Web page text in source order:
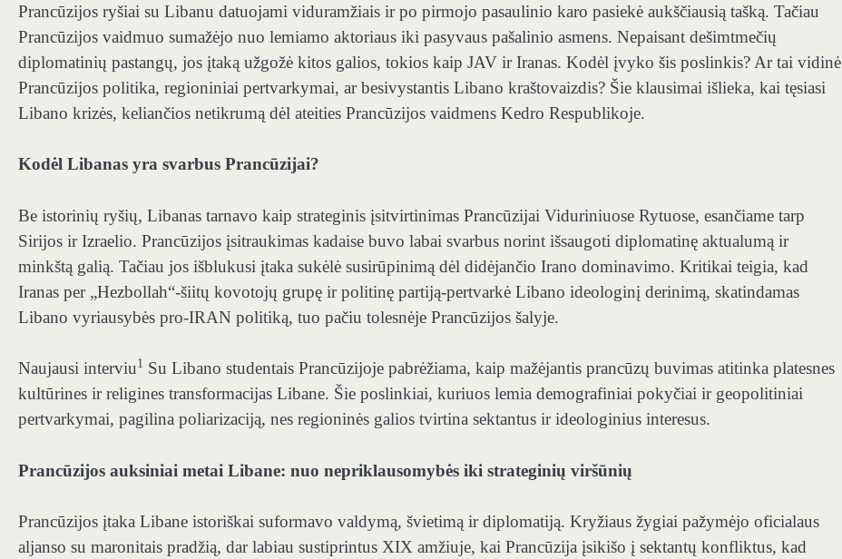
Prancūzijos ryšiai su Libanu datuojami viduramžiais ir po pirmojo pasaulinio karo pasiekė aukščiausią tašką. Tačiau
Prancūzijos vaidmuo sumažėjo nuo lemiamo aktoriaus iki pasyvaus pašalinio asmens. Nepaisant dešimtmečių
diplomatinių pastangų, jos įtaką užgožė kitos galios, tokios kaip JAV ir Iranas. Kodėl įvyko šis poslinkis? Ar tai vidinė
Prancūzijos politika, regioniniai pertvarkymai, ar besivystantis Libano kraštovaizdis? Šie klausimai išlieka, kai tęsiasi
Libano krizės, keliančios netikrumą dėl ateities Prancūzijos vaidmens Kedro Respublikoje.
Kodėl Libanas yra svarbus Prancūzijai?
Be istorinių ryšių, Libanas tarnavo kaip strateginis įsitvirtinimas Prancūzijai Viduriniuose Rytuose, esančiame tarp
Sirijos ir Izraelio. Prancūzijos įsitraukimas kadaise buvo labai svarbus norint išsaugoti diplomatinę aktualumą ir
minkštą galią. Tačiau jos išblukusi įtaka sukėlė susirūpinimą dėl didėjančio Irano dominavimo. Kritikai teigia, kad
Iranas per „Hezbollah“-šiitų kovotojų grupę ir politinę partiją-pertvarkė Libano ideologinį derinimą, skatindamas
Libano vyriausybės pro-IRAN politiką, tuo pačiu tolesnėje Prancūzijos šalyje.
Naujausi interviu1 Su Libano studentais Prancūzijoje pabrėžiama, kaip mažėjantis prancūzų buvimas atitinka platesnes
kultūrines ir religines transformacijas Libane. Šie poslinkiai, kuriuos lemia demografiniai pokyčiai ir geopolitiniai
pertvarkymai, pagilina poliarizaciją, nes regioninės galios tvirtina sektantus ir ideologinius interesus.
Prancūzijos auksiniai metai Libane: nuo nepriklausomybės iki strateginių viršūnių
Prancūzijos įtaka Libane istoriškai suformavo valdymą, švietimą ir diplomatiją. Kryžiaus žygiai pažymėjo oficialaus
aljanso su maronitais pradžią, dar labiau sustiprintus XIX amžiuje, kai Prancūzija įsikišo į sektantų konfliktus, kad